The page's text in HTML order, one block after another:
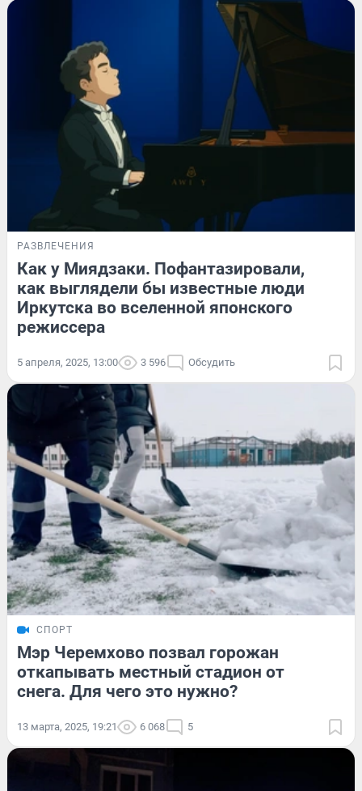
РАЗВЛЕЧЕНИЯ
Как у Миядзаки. Пофантазировали,
как выглядели бы известные люди
Иркутска во вселенной японского
режиссера
5 апреля, 2025, 13:00 3 596 Обсудить
СПОРТ
Мэр Черемхово позвал горожан
откапывать местный стадион от
снега. Для чего это нужно?
13 марта, 2025, 19:21 6 068 5